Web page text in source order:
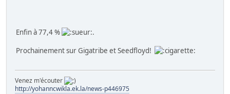
Enfin à 77,4 %
.
Prochainement sur Gigatribe et Seedfloyd!
Venez m'écouter
http://yohanncwikla.ek.la/news-p446975